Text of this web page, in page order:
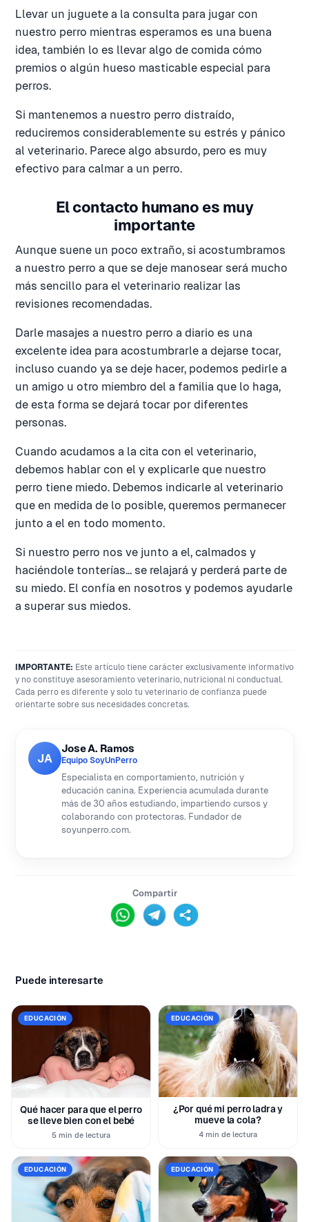
Llevar un juguete a la consulta para jugar con
nuestro perro mientras esperamos es una buena
idea, también lo es llevar algo de comida cómo
premios o algún hueso masticable especial para
perros.
Si mantenemos a nuestro perro distraído,
reduciremos considerablemente su estrés y pánico
al veterinario. Parece algo absurdo, pero es muy
efectivo para calmar a un perro.
El contacto humano es muy
importante
Aunque suene un poco extraño, si acostumbramos
a nuestro perro a que se deje manosear será mucho
más sencillo para el veterinario realizar las
revisiones recomendadas.
Darle masajes a nuestro perro a diario es una
excelente idea para acostumbrarle a dejarse tocar,
incluso cuando ya se deje hacer, podemos pedirle a
un amigo u otro miembro del a familia que lo haga,
de esta forma se dejará tocar por diferentes
personas.
Cuando acudamos a la cita con el veterinario,
debemos hablar con el y explicarle que nuestro
perro tiene miedo. Debemos indicarle al veterinario
que en medida de lo posible, queremos permanecer
junto a el en todo momento.
Si nuestro perro nos ve junto a el, calmados y
haciéndole tonterías... se relajará y perderá parte de
su miedo. El confía en nosotros y podemos ayudarle
a superar sus miedos.
IMPORTANTE: Este artículo tiene carácter exclusivamente informativo
y no constituye asesoramiento veterinario, nutricional ni conductual.
Cada perro es diferente y solo tu veterinario de confianza puede
orientarte sobre sus necesidades concretas.
JA
Jose A. Ramos
Equipo SoyUnPerro
Especialista en comportamiento, nutrición y
educación canina. Experiencia acumulada durante
más de 30 años estudiando, impartiendo cursos y
colaborando con protectoras. Fundador de
soyunperro.com.
Compartir
Puede interesarte
EDUCACIÓN
Qué hacer para que el perro
se lleve bien con el bebé
5 min de lectura
EDUCACIÓN
¿Por qué mi perro ladra y
mueve la cola?
4 min de lectura
EDUCACIÓN EDUCACIÓN